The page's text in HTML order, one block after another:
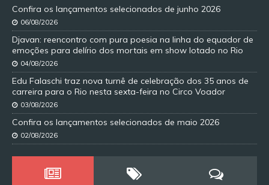
Confira os lançamentos selecionados de junho 2026
06/08/2026
Djavan: reencontro com pura poesia na linha do equador de
emoções para delírio dos mortais em show lotado no Rio
04/08/2026
Edu Falaschi traz nova turnê de celebração dos 35 anos de
carreira para o Rio nesta sexta-feira no Circo Voador
03/08/2026
Confira os lançamentos selecionados de maio 2026
02/08/2026